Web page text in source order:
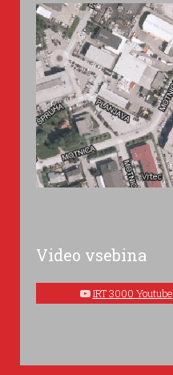
Video vsebina
IRT 3000 Youtube